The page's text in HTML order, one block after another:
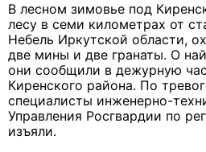
В лесном зимовье под
лесу в семи километрах от
Небель Иркутской области,
две мины и две гранаты. О
они сообщили в дежурную
Киренского района. По
специалисты инженерно­-
Управления Росгвардии по
изъяли.